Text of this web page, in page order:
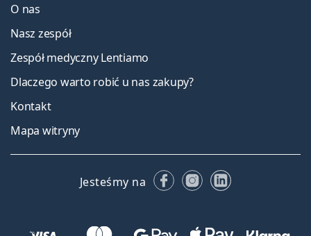
O nas
Nasz zespół
Zespół medyczny Lentiamo
Dlaczego warto robić u nas zakupy?
Kontakt
Mapa witryny
Jesteśmy na FacebookuInstagramie
LinkedIn